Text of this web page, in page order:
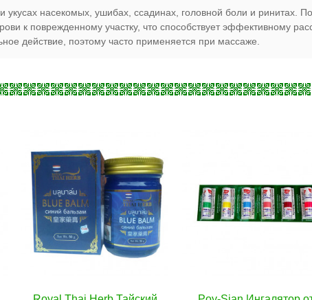
насекомых, ушибах, ссадинах, головной боли и ринитах.
к поврежденному участку, что способствует эффективному
действие, поэтому часто применяется при массаже.
В корзину В корзину